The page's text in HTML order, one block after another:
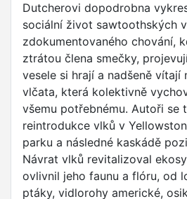
Dutcherovi dopodrobna
sociální život sawtoothských
zdokumentovaného chování,
ztrátou člena smečky,
vesele si hrají a nadšeně vítají
vlčata, která kolektivně
všemu potřebnému. Autoři se
reintrodukce vlků v
parku a následné kaskádě
Návrat vlků revitalizoval
ovlivnil jeho faunu a flóru, od
ptáky, vidlorohy americké,